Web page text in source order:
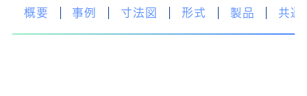
概要 事例 寸法図 形式 製品 共通